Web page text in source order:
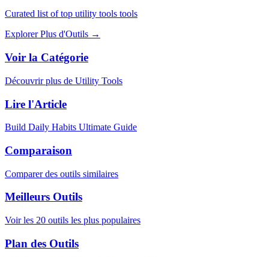
Curated list of top utility tools tools
Explorer Plus d'Outils →
Voir la Catégorie
Découvrir plus de Utility Tools
Lire l'Article
Build Daily Habits Ultimate Guide
Comparaison
Comparer des outils similaires
Meilleurs Outils
Voir les 20 outils les plus populaires
Plan des Outils